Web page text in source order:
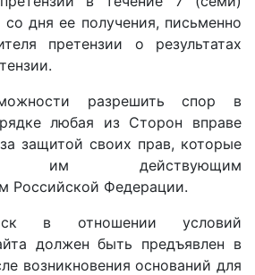
дня ее получения, письменно
претензии о результатах
разрешить спор в
любая из Сторон вправе
защитой своих прав, которые
им действующим
Российской Федерации.
в отношении условий
должен быть предъявлен в
возникновения оснований для